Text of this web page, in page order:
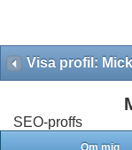
Visa profil:
SEO-proffs
Om mig